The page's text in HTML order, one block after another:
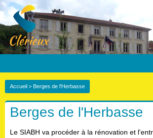
Accueil > Berges de l'Herbasse
Berges de l'Herbasse
Le SIABH va procéder à la rénovation et